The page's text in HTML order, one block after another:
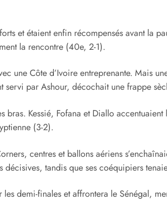
et étaient enfin récompensés avant la
la rencontre (40e, 2-1).
une Côte d’Ivoire entreprenante. Mais
servi par Ashour, décochait une frappe
bras. Kessié, Fofana et Diallo
(3-2).
centres et ballons aériens
tandis que ses coéquipiers
demi-finales et affrontera le Sénégal,